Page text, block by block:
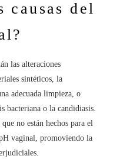
causas del
las alteraciones
sintéticos, la
adecuada limpieza, o
bacteriana o la candidiasis.
no están hechos para el
vaginal, promoviendo la